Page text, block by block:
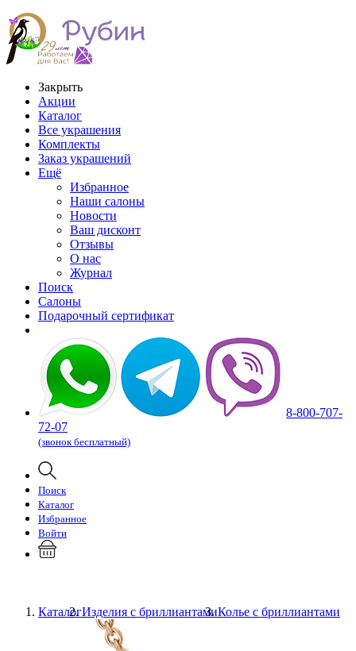
Закрыть
Акции
Каталог
Все украшения
Комплекты
Заказ украшений
Ещё
Избранное
Наши салоны
Новости
Ваш дисконт
Отзывы
О нас
Журнал
Поиск
Салоны
Подарочный сертификат
8-800-707-
72-07
(звонок бесплатный)
Поиск
Каталог
Избранное
Войти
КаталогИзделия с бриллиантамиКолье с бриллиантами